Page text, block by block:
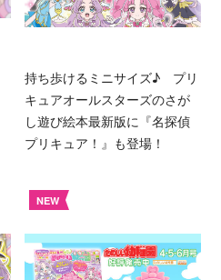
持ち歩けるミニサイズ♪ プリ
キュアオールスターズのさが
し遊び絵本最新版に『名探偵
プリキュア！』も登場！
NEW